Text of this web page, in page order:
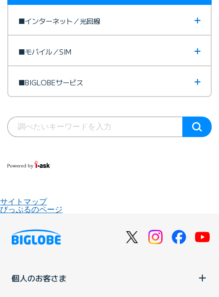
■インターネット／光回線
■モバイル／SIM
■BIGLOBEサービス
サイトマップ
びっぷるのページ
個人のお客さま